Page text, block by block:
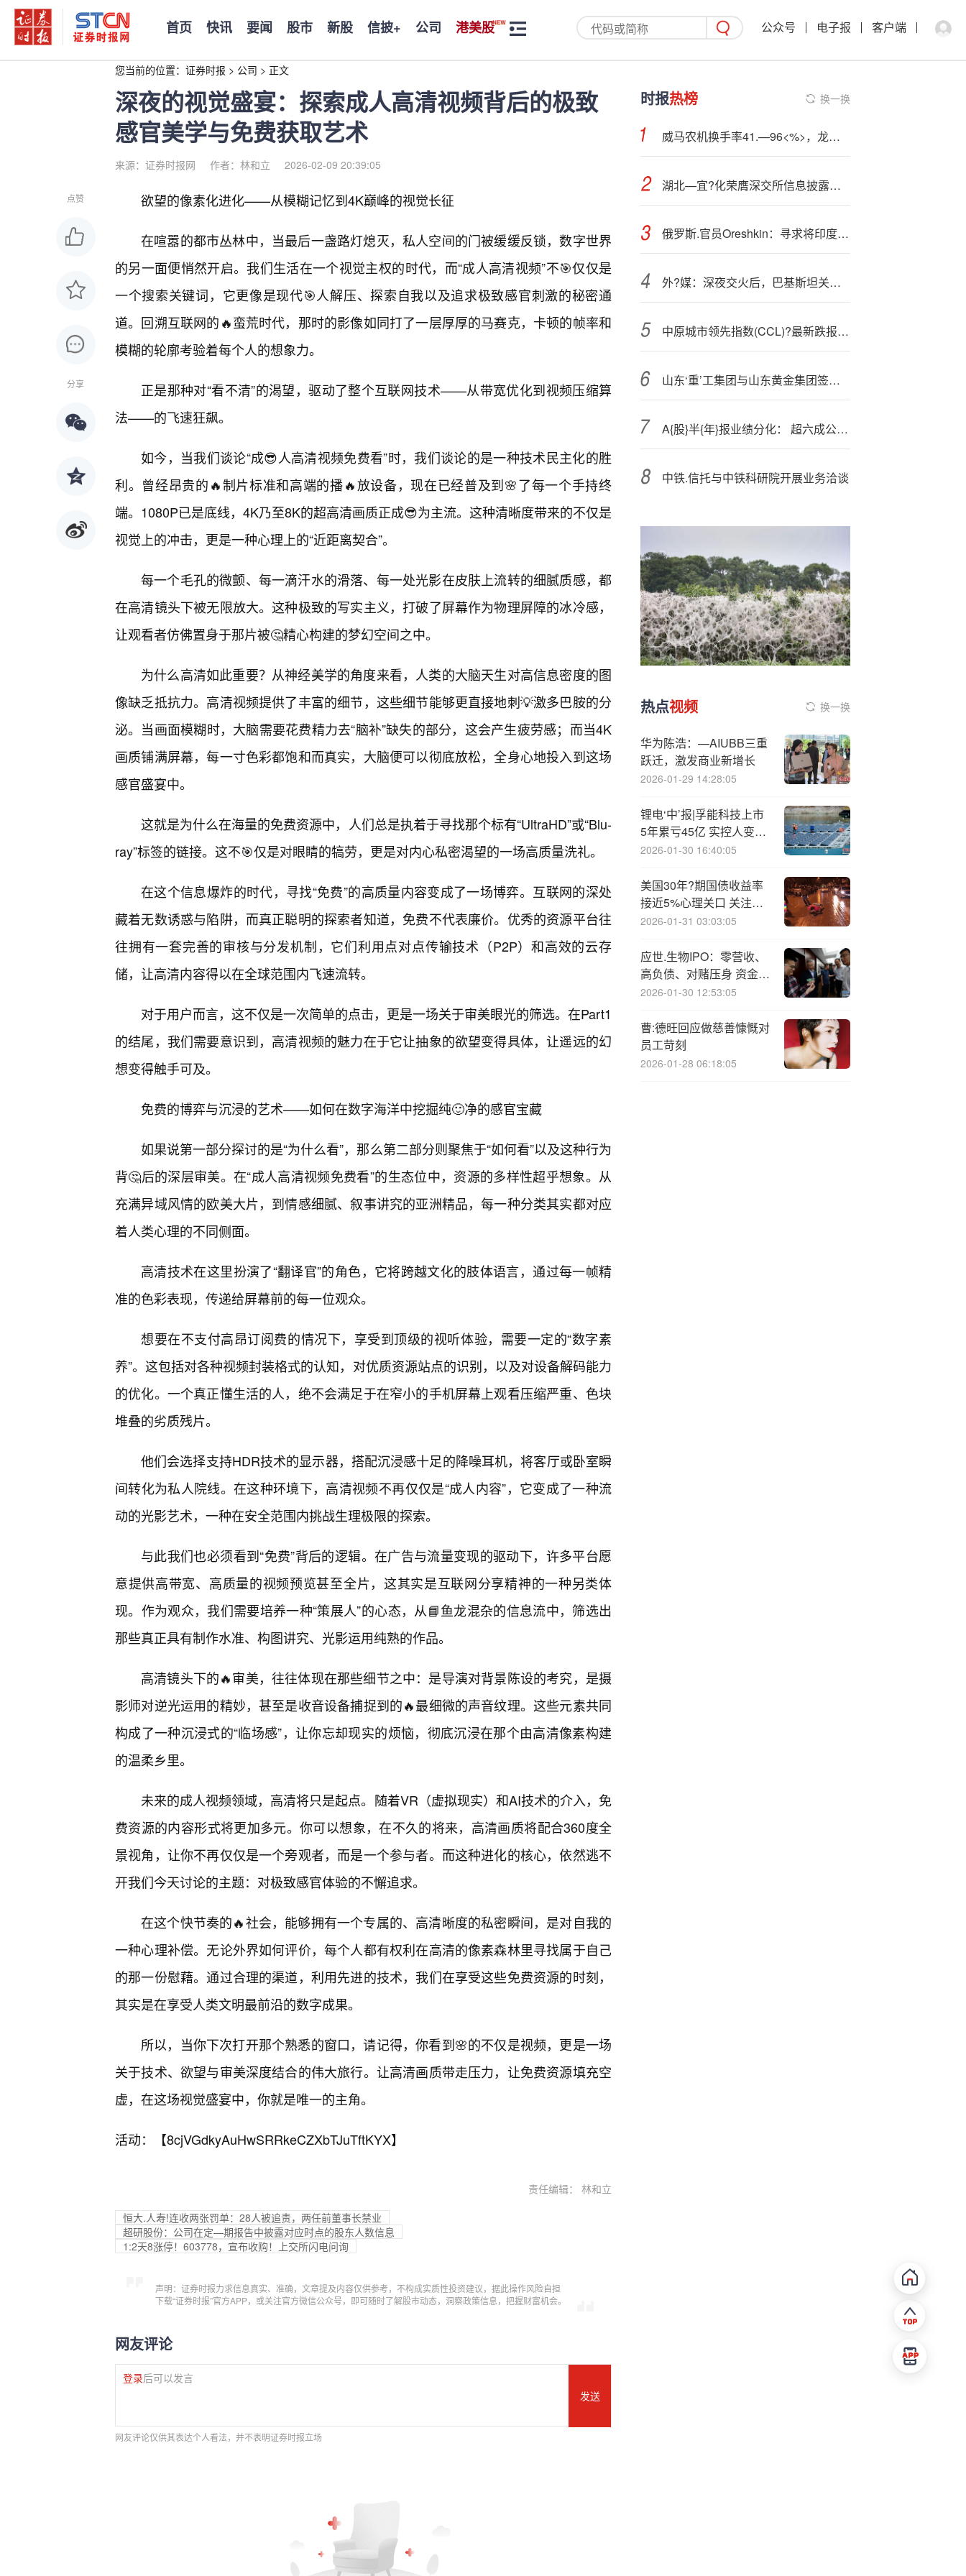
首页 快讯 要闻 股市 新股 信披+ 公司 港美股 公众号 电子报 客户端
您当前的位置： 证券时报 > 公司 > 正文
深夜的视觉盛宴：探索成人高清视频背后的极致
感官美学与免费获取艺术
来源：证券时报网 作者：林和立 2026-02-09 20:39:05
点赞
分享
欲望的像素化进化——从模糊记忆到4K巅峰的视觉长征
在喧嚣的都市丛林中，当最后一盏路灯熄灭，私人空间的门被缓缓反锁，数字世界
的另一面便悄然开启。我们生活在一个视觉主权的时代，而“成人高清视频”不🎯仅仅是
一个搜索关键词，它更像是现代🎯人解压、探索自我以及追求极致感官刺激的秘密通
道。回溯互联网的🔥蛮荒时代，那时的影像如同打了一层厚厚的马赛克，卡顿的帧率和
模糊的轮廓考验着每个人的想象力。
正是那种对“看不清”的渴望，驱动了整个互联网技术——从带宽优化到视频压缩算
法——的飞速狂飙。
如今，当我们谈论“成😎人高清视频免费看”时，我们谈论的是一种技术民主化的胜
利。曾经昂贵的🔥制片标准和高端的播🔥放设备，现在已经普及到🌸了每一个手持终
端。1080P已是底线，4K乃至8K的超高清画质正成😎为主流。这种清晰度带来的不仅是
视觉上的冲击，更是一种心理上的“近距离契合”。
每一个毛孔的微颤、每一滴汗水的滑落、每一处光影在皮肤上流转的细腻质感，都
在高清镜头下被无限放大。这种极致的写实主义，打破了屏幕作为物理屏障的冰冷感，
让观看者仿佛置身于那片被🤔精心构建的梦幻空间之中。
为什么高清如此重要？从神经美学的角度来看，人类的大脑天生对高信息密度的图
像缺乏抵抗力。高清视频提供了丰富的细节，这些细节能够更直接地刺💡激多巴胺的分
泌。当画面模糊时，大脑需要花费精力去“脑补”缺失的部分，这会产生疲劳感；而当4K
画质铺满屏幕，每一寸色彩都饱和而真实，大脑便可以彻底放松，全身心地投入到这场
感官盛宴中。
这就是为什么在海量的免费资源中，人们总是执着于寻找那个标有“UltraHD”或“Blu-
ray”标签的链接。这不🎯仅是对眼睛的犒劳，更是对内心私密渴望的一场高质量洗礼。
在这个信息爆炸的时代，寻找“免费”的高质量内容变成了一场博弈。互联网的深处
藏着无数诱惑与陷阱，而真正聪明的探索者知道，免费不代表廉价。优秀的资源平台往
往拥有一套完善的审核与分发机制，它们利用点对点传输技术（P2P）和高效的云存
储，让高清内容得以在全球范围内飞速流转。
对于用户而言，这不仅是一次简单的点击，更是一场关于审美眼光的筛选。在Part1
的结尾，我们需要意识到，高清视频的魅力在于它让抽象的欲望变得具体，让遥远的幻
想变得触手可及。
免费的博弈与沉浸的艺术——如何在数字海洋中挖掘纯🙂净的感官宝藏
如果说第一部分探讨的是“为什么看”，那么第二部分则聚焦于“如何看”以及这种行为
背🤔后的深层审美。在“成人高清视频免费看”的生态位中，资源的多样性超乎想象。从
充满异域风情的欧美大片，到情感细腻、叙事讲究的亚洲精品，每一种分类其实都对应
着人类心理的不同侧面。
高清技术在这里扮演了“翻译官”的角色，它将跨越文化的肢体语言，通过每一帧精
准的色彩表现，传递给屏幕前的每一位观众。
想要在不支付高昂订阅费的情况下，享受到顶级的视听体验，需要一定的“数字素
养”。这包括对各种视频封装格式的认知，对优质资源站点的识别，以及对设备解码能力
的优化。一个真正懂生活的人，绝不会满足于在窄小的手机屏幕上观看压缩严重、色块
堆叠的劣质残片。
他们会选择支持HDR技术的显示器，搭配沉浸感十足的降噪耳机，将客厅或卧室瞬
间转化为私人院线。在这种环境下，高清视频不再仅仅是“成人内容”，它变成了一种流
动的光影艺术，一种在安全范围内挑战生理极限的探索。
与此我们也必须看到“免费”背后的逻辑。在广告与流量变现的驱动下，许多平台愿
意提供高带宽、高质量的视频预览甚至全片，这其实是互联网分享精神的一种另类体
现。作为观众，我们需要培养一种“策展人”的心态，从📘鱼龙混杂的信息流中，筛选出
那些真正具有制作水准、构图讲究、光影运用纯熟的作品。
高清镜头下的🔥审美，往往体现在那些细节之中：是导演对背景陈设的考究，是摄
影师对逆光运用的精妙，甚至是收音设备捕捉到的🔥最细微的声音纹理。这些元素共同
构成了一种沉浸式的“临场感”，让你忘却现实的烦恼，彻底沉浸在那个由高清像素构建
的温柔乡里。
未来的成人视频领域，高清将只是起点。随着VR（虚拟现实）和AI技术的介入，免
费资源的内容形式将更加多元。你可以想象，在不久的将来，高清画质将配合360度全
景视角，让你不再仅仅是一个旁观者，而是一个参与者。而这种进化的核心，依然逃不
开我们今天讨论的主题：对极致感官体验的不懈追求。
在这个快节奏的🔥社会，能够拥有一个专属的、高清晰度的私密瞬间，是对自我的
一种心理补偿。无论外界如何评价，每个人都有权利在高清的像素森林里寻找属于自己
的那一份慰藉。通过合理的渠道，利用先进的技术，我们在享受这些免费资源的时刻，
其实是在享受人类文明最前沿的数字成果。
所以，当你下次打开那个熟悉的窗口，请记得，你看到🌸的不仅是视频，更是一场
关于技术、欲望与审美深度结合的伟大旅行。让高清画质带走压力，让免费资源填充空
虚，在这场视觉盛宴中，你就是唯一的主角。
活动：【8cjVGdkyAuHwSRRkeCZXbTJuTftKYX】
责任编辑： 林和立
恒大.人寿!连收两张罚单：28人被追责，两任前董事长禁业
超研股份：公司在定—期报告中披露对应时点的股东人数信息
1:2天8涨停！603778，宣布收购！上交所闪电问询
声明：证券时报力求信息真实、准确，文章提及内容仅供参考，不构成实质性投资建议，据此操作风险自担
下载“证券时报”官方APP，或关注官方微信公众号，即可随时了解股市动态，洞察政策信息，把握财富机会。
网友评论
登录后可以发言
发送
网友评论仅供其表达个人看法，并不表明证券时报立场
时报热榜 换一换
威马农机换手率41.—96<%>，龙虎榜上机构买入5330.50万元，卖出2588.24万元
湖北—宜?化荣膺深交所信息披露考评“A级” 彰显规范运作实力
俄罗斯.官员Oreshkin：寻求将印度商品采购规模提高“数倍”
外?媒：深夜交火后，巴基斯坦关闭与阿富汗边境口岸
中原城市领先指数(CCL)?最新跌报140.35点
山东‘重’工集团与山东黄金集团签署战略合作协议
A{股}半{年}报业绩分化： 超六成公司净利增长 头部企业表现亮眼
中铁.信托与中铁科研院开展业务洽谈
热点视频 换一换
华为陈浩：—AIUBB三重
跃迁，激发商业新增长
2026-01-29 14:28:05
锂电‘中’报|孚能科技上市
5年累亏45亿 实控人变更
后营收下滑存货上升
2026-01-30 16:40:05
美国30年?期国债收益率
接近5%心理关口 关注稍
晚就业数据
2026-01-31 03:03:05
应世.生物IPO：零营收、
高负债、对赌压身 资金告
急C轮融资后火速递表
2026-01-30 12:53:05
曹:德旺回应做慈善慷慨对
员工苛刻
2026-01-28 06:18:05